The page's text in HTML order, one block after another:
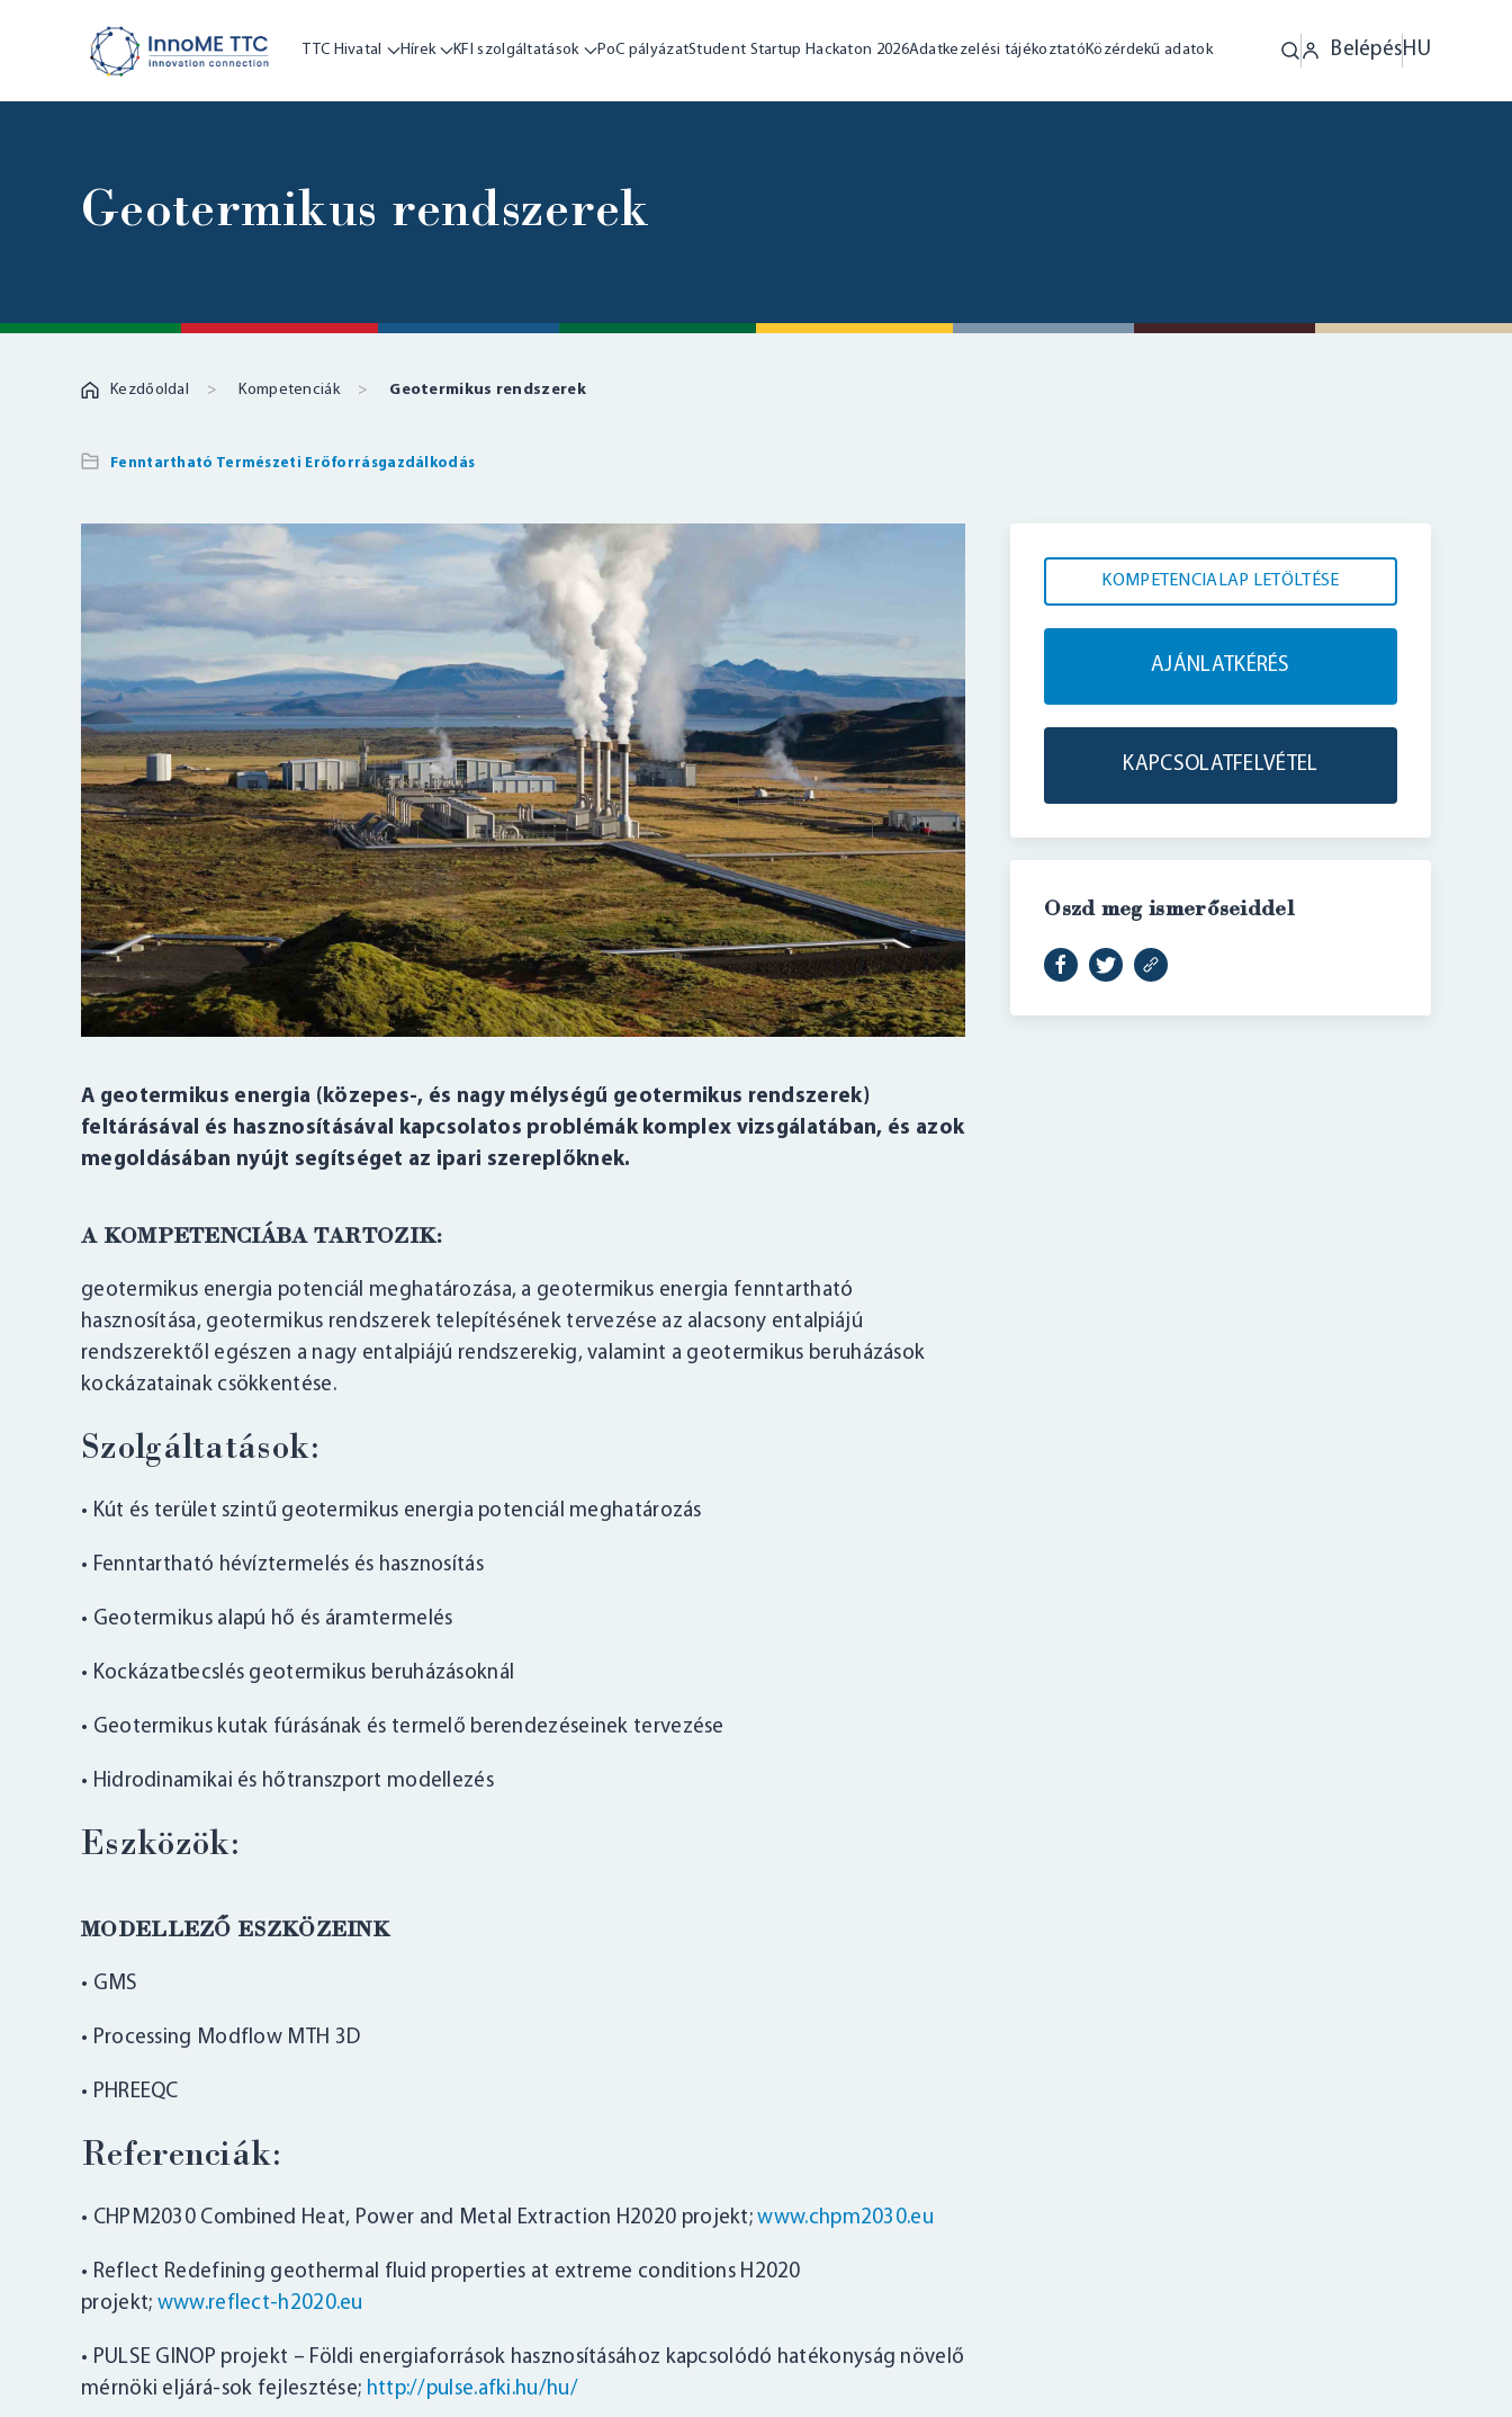
TTC Hivatal Hírek KFI szolgáltatások PoC pályázatStudent Startup Hackaton 2026Adatkezelési tájékoztatóKözérdekű adatok BelépésHU
Geotermikus rendszerek
Kezdőoldal Kompetenciák Geotermikus rendszerek
Fenntartható Természeti Erőforrásgazdálkodás
A geotermikus energia (közepes-, és nagy mélységű geotermikus rendszerek)
feltárásával és hasznosításával kapcsolatos problémák komplex vizsgálatában, és azok
megoldásában nyújt segítséget az ipari szereplőknek.
A KOMPETENCIÁBA TARTOZIK:
geotermikus energia potenciál meghatározása, a geotermikus energia fenntartható
hasznosítása, geotermikus rendszerek telepítésének tervezése az alacsony entalpiájú
rendszerektől egészen a nagy entalpiájú rendszerekig, valamint a geotermikus beruházások
kockázatainak csökkentése.
Szolgáltatások:
• Kút és terület szintű geotermikus energia potenciál meghatározás
• Fenntartható hévíztermelés és hasznosítás
• Geotermikus alapú hő és áramtermelés
• Kockázatbecslés geotermikus beruházásoknál
• Geotermikus kutak fúrásának és termelő berendezéseinek tervezése
• Hidrodinamikai és hőtranszport modellezés
Eszközök:
MODELLEZŐ ESZKÖZEINK
• GMS
• Processing Modflow MTH 3D
• PHREEQC
Referenciák:
• CHPM2030 Combined Heat, Power and Metal Extraction H2020 projekt;www.chpm2030.eu
• Reflect Redefining geothermal fluid properties at extreme conditions H2020
projekt; www.reflect-h2020.eu
• PULSE GINOP projekt – Földi energiaforrások hasznosításához kapcsolódó hatékonyság növelő
mérnöki eljárá-sok fejlesztése; http://pulse.afki.hu/hu/
KOMPETENCIALAP LETÖLTÉSE
AJÁNLATKÉRÉS
KAPCSOLATFELVÉTEL
Oszd meg ismerőseiddel